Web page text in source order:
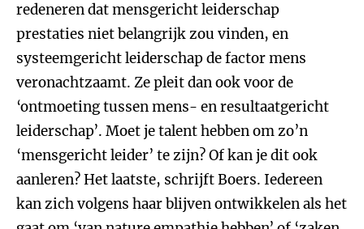
redeneren dat mensgericht leiderschap
prestaties niet belangrijk zou vinden, en
systeemgericht leiderschap de factor mens
veronachtzaamt. Ze pleit dan ook voor de
‘ontmoeting tussen mens- en resultaatgericht
leiderschap’. Moet je talent hebben om zo’n
‘mensgericht leider’ te zijn? Of kan je dit ook
aanleren? Het laatste, schrijft Boers. Iedereen
kan zich volgens haar blijven ontwikkelen als het